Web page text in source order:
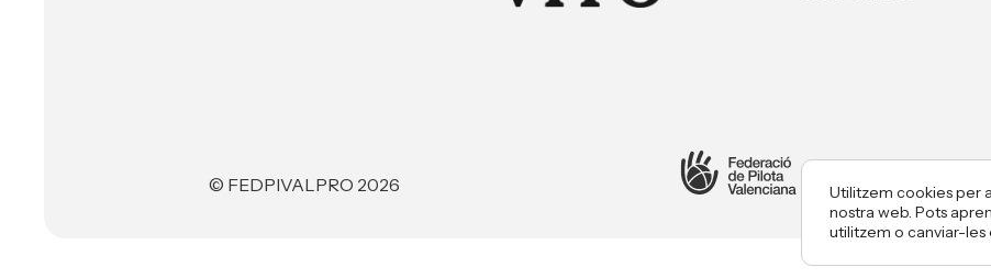
© FEDPIVALPRO 2026
Utilitzem cookies per
nostra web. Pots
utilitzem o canviar-les